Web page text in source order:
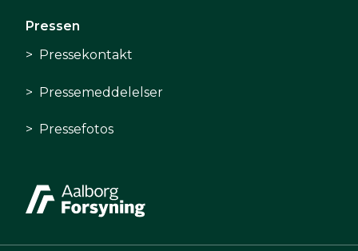
Pressen
Pressekontakt
Pressemeddelelser
Pressefotos